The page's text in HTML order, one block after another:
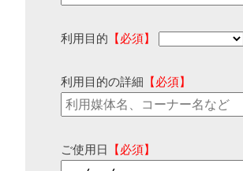
利用目的 【必須】
利用目的の詳細 【必須】
ご使用日 【必須】